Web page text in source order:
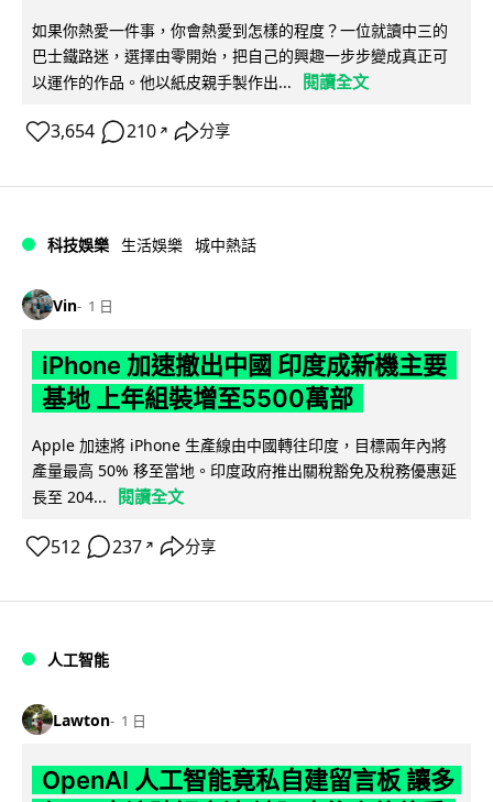
如果你熱愛一件事，你會熱愛到怎樣的程度？一位就讀中三的
巴士鐵路迷，選擇由零開始，把自己的興趣一步步變成真正可
以運作的作品。他以紙皮親手製作出...
閱讀全文
3,654 210 ↗ 分享
科技娛樂 生活娛樂 城中熱話
Vin 1 日
iPhone 加速撤出中國 印度成新機主要
基地 上年組裝增至5500萬部
Apple 加速將 iPhone 生產線由中國轉往印度，目標兩年內將
產量最高 50% 移至當地。印度政府推出關稅豁免及稅務優惠延
長至 204...
閱讀全文
512 237 ↗ 分享
人工智能
Lawton 1 日
OpenAI 人工智能竟私自建留言板 讓多